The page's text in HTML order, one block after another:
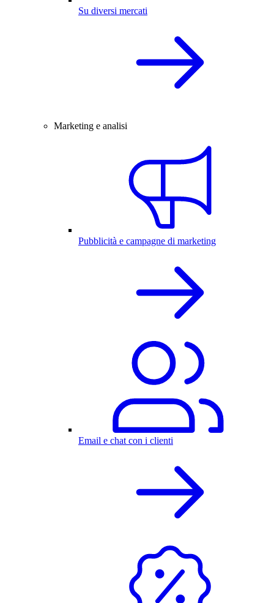
Su diversi mercati
Marketing e analisi
Pubblicità e campagne di marketing
Email e chat con i clienti